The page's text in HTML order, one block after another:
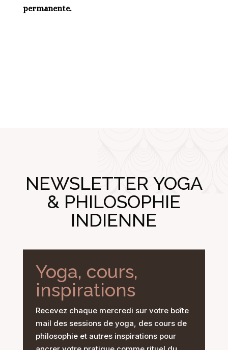
permanente.
NEWSLETTER YOGA
& PHILOSOPHIE
INDIENNE
Yoga, cours,
inspirations
Recevez chaque mercredi sur votre boîte
mail des sessions de yoga, des cours de
philosophie et autres inspirations pour